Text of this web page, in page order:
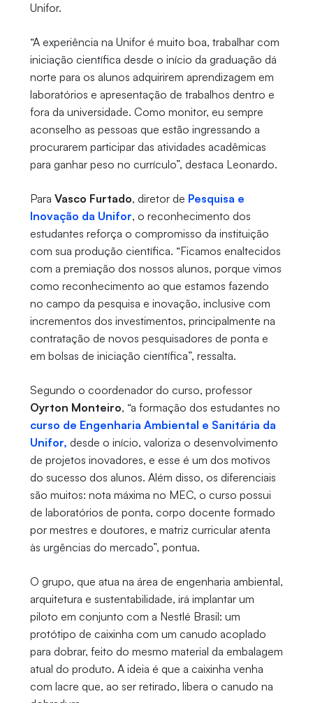
Unifor.
“A experiência na Unifor é muito boa, trabalhar com
iniciação científica desde o início da graduação dá
norte para os alunos adquirirem aprendizagem em
laboratórios e apresentação de trabalhos dentro e
fora da universidade. Como monitor, eu sempre
aconselho as pessoas que estão ingressando a
procurarem participar das atividades acadêmicas
para ganhar peso no currículo”, destaca Leonardo.
Para Vasco Furtado, diretor de Pesquisa e
Inovação da Unifor, o reconhecimento dos
estudantes reforça o compromisso da instituição
com sua produção científica. “Ficamos enaltecidos
com a premiação dos nossos alunos, porque vimos
como reconhecimento ao que estamos fazendo
no campo da pesquisa e inovação, inclusive com
incrementos dos investimentos, principalmente na
contratação de novos pesquisadores de ponta e
em bolsas de iniciação científica”, ressalta.
Segundo o coordenador do curso, professor
Oyrton Monteiro, “a formação dos estudantes no
curso de Engenharia Ambiental e Sanitária da
Unifor, desde o início, valoriza o desenvolvimento
de projetos inovadores, e esse é um dos motivos
do sucesso dos alunos. Além disso, os diferenciais
são muitos: nota máxima no MEC, o curso possui
de laboratórios de ponta, corpo docente formado
por mestres e doutores, e matriz curricular atenta
às urgências do mercado”, pontua.
O grupo, que atua na área de engenharia ambiental,
arquitetura e sustentabilidade, irá implantar um
piloto em conjunto com a Nestlé Brasil: um
protótipo de caixinha com um canudo acoplado
para dobrar, feito do mesmo material da embalagem
atual do produto. A ideia é que a caixinha venha
com lacre que, ao ser retirado, libera o canudo na